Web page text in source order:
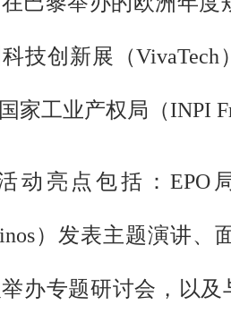
创新展（VivaTech
家工业产权局（INPI
动亮点包括：EPO
）发表主题演讲
办专题研讨会，以及